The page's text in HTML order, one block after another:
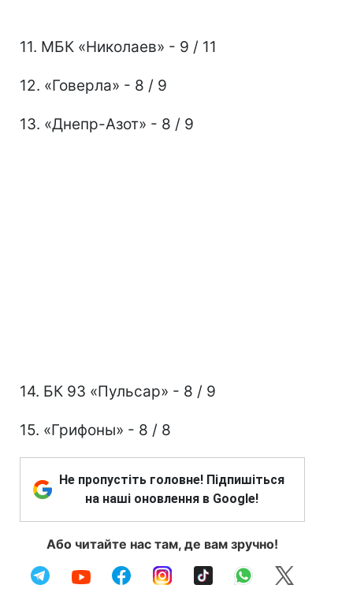
11. МБК «Николаев» - 9 / 11
12. «Говерла» - 8 / 9
13. «Днепр-Азот» - 8 / 9
14. БК 93 «Пульсар» - 8 / 9
15. «Грифоны» - 8 / 8
Не пропустіть головне! Підпишіться
на наші оновлення в Google!
Або читайте нас там, де вам зручно!